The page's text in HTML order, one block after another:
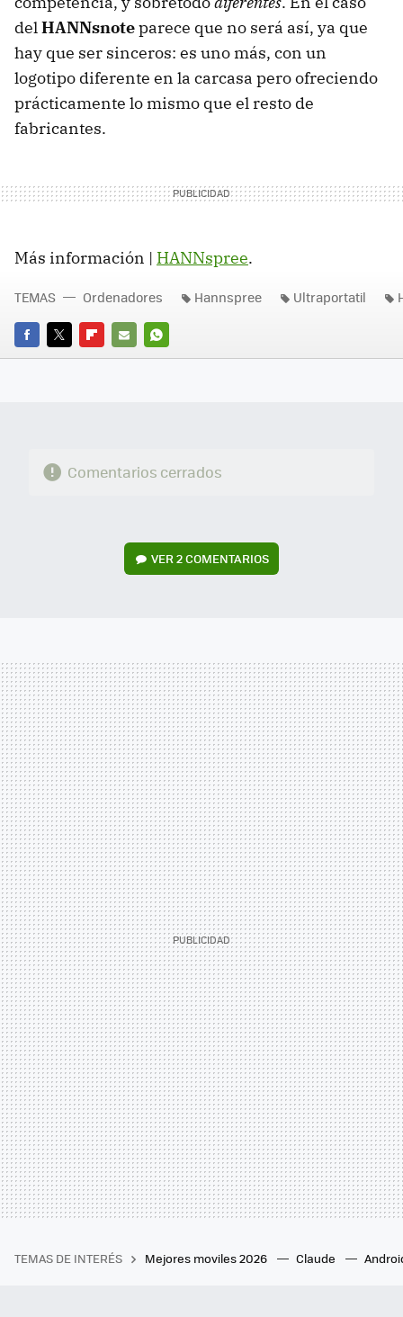
delHANNsnoteparece que no será así, ya que
hay que ser sinceros: es uno más, con un
logotipo diferente en la carcasa pero ofreciendo
prácticamente lo mismo que el resto de
fabricantes.
Más información | HANNspree.
FACEBOOK
TWITTERFLIPBOARD
E-
WHATSAPP
TEMAS Ordenadores Hannspree Ultraportatil
Comentarios cerrados
VER2 COMENTARIOS
TEMAS DE INTERÉS Mejores moviles 2026 Claude